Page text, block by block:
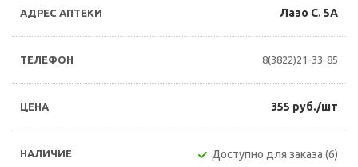
Лазо С. 5А
8(3822)21-33-85
355 руб./шт
Доступно для заказа (6)